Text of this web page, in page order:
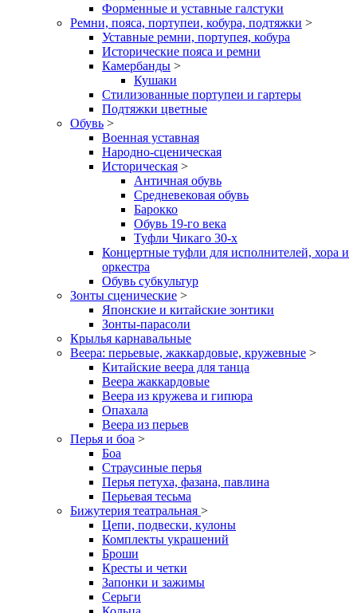
Форменные и уставные галстуки
Ремни, пояса, портупеи, кобура, подтяжки >
Уставные ремни, портупея, кобура
Исторические пояса и ремни
Камербанды >
Кушаки
Стилизованные портупеи и гартеры
Подтяжки цветные
Обувь >
Военная уставная
Народно-сценическая
Историческая >
Античная обувь
Средневековая обувь
Барокко
Обувь 19-го века
Туфли Чикаго 30-х
Концертные туфли для исполнителей, хора и
оркестра
Обувь субкультур
Зонты сценические >
Японские и китайские зонтики
Зонты-парасоли
Крылья карнавальные
Веера: перьевые, жаккардовые, кружевные >
Китайские веера для танца
Веера жаккардовые
Веера из кружева и гипюра
Опахала
Веера из перьев
Перья и боа >
Боа
Страусиные перья
Перья петуха, фазана, павлина
Перьевая тесьма
Бижутерия театральная >
Цепи, подвески, кулоны
Комплекты украшений
Броши
Кресты и четки
Запонки и зажимы
Серьги